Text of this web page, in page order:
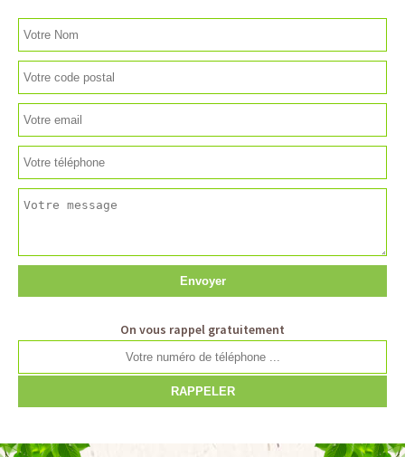
On vous rappel gratuitement